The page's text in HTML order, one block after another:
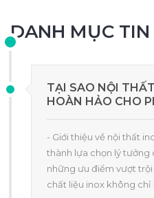
DANH MỤC TIN
TẠI SAO NỘI
HOÀN HẢO CHO
- Giới thiệu về nội thất
thành lựa chọn lý tưởng
những ưu điểm vượt
chất liệu inox không chỉ